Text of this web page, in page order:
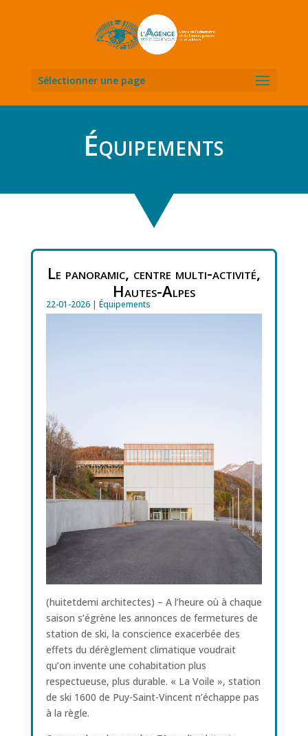
Sélectionner une page
Équipements
Le panoramic, centre multi-activité,
Hautes-Alpes
22-01-2026| Équipements
(huitetdemi architectes) – A l’heure où à chaque
saison s’égrène les annonces de fermetures de
station de ski, la conscience exacerbée des
effets du dérèglement climatique voudrait
qu’on invente une cohabitation plus
respectueuse, plus durable. « La Voile », station
de ski 1600 de Puy-Saint-Vincent n’échappe pas
à la règle.